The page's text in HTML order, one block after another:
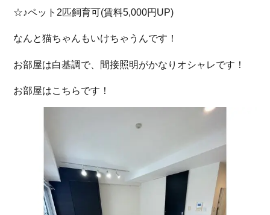
☆♪ペット2匹飼育可(賃料5,000円UP)
なんと猫ちゃんもいけちゃうんです！
お部屋は白基調で、間接照明がかなりオシャレです！
お部屋はこちらです！